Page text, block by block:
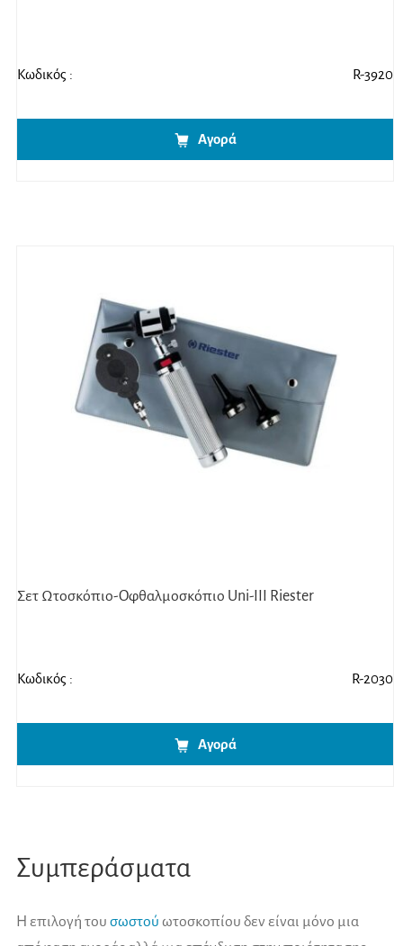
Κωδικός : R-3920
Αγορά
Σετ Ωτοσκόπιο-Οφθαλμοσκόπιο Uni-III Riester
Κωδικός : R-2030
Αγορά
Συμπεράσματα
Η επιλογή του σωστού ωτοσκοπίου δεν είναι μόνο μια